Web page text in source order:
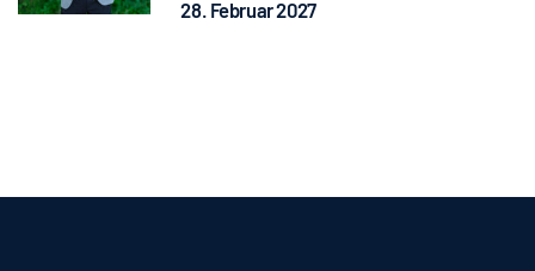
28. Februar 2027